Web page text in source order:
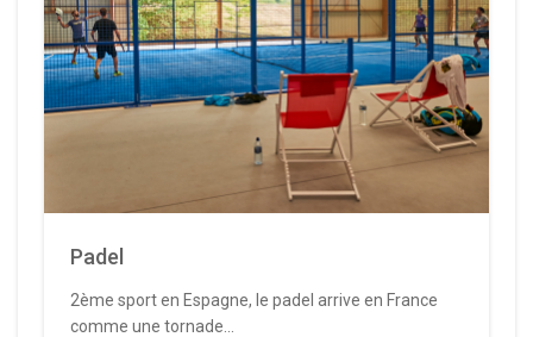
Padel
2ème sport en Espagne, le padel arrive en France
comme une tornade...